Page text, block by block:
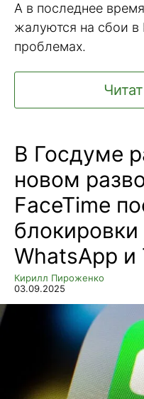
А в последнее
жалуются на сбои в
проблемах.
В Госдуме
новом
FaceTime
блокировки
WhatsApp и
Кирилл Пироженко
03.09.2025